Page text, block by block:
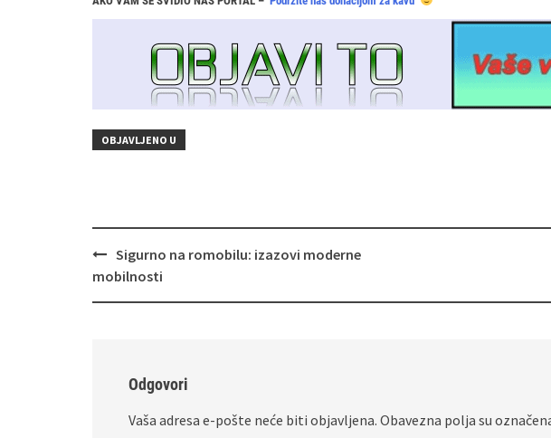
OBJAVLJENO U
Navigacija
objava
Sigurno na romobilu: izazovi moderne
mobilnosti
Odgovori
Vaša adresa e-pošte neće biti objavljena. Obavezna polja su